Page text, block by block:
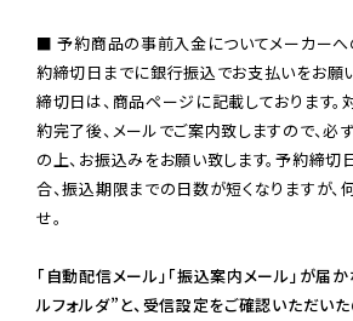
■ 予約商品の事前入金についてメーカーへ
約締切日までに銀行振込でお支払いをお願
締切日は、商品ページに記載しております
約完了後、メールでご案内致しますので、必
の上、お振込みをお願い致します。予約締
合、振込期限までの日数が短くなりますが、
せ。
「自動配信メール」「振込案内メール」が届
ルフォルダ”と、受信設定をご確認いただい